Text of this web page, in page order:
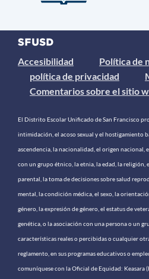
Accesibilidad
Política de
política de privacidad
Comentarios sobre el sitio
El Distrito Escolar Unificado de San Francisco
intimidación, el acoso sexual y el hostigamiento
ascendencia, la nacionalidad, el origen
con un grupo étnico, la etnia, la edad, la religión,
parental, la toma de decisiones sobre salud
mental, la condición médica, el sexo, la
género, la expresión de género, el estatus de
genética, o la asociación con una persona o un
características reales o percibidas o cualquier
reglamento, en sus programas educativos o
comuníquese con la Oficial de Equidad: